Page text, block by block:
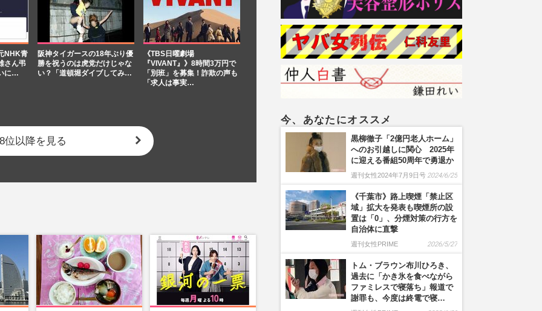
NHK青
さん弔
に…
阪神タイガースの18年ぶり優
勝を祝うのは虎党だけじゃな
い？「道頓堀ダイブしてみ…
《TBS日曜劇場
『VIVANT』》8時間3万円で
「別班」を募集！詐欺の声も
「求人は事実…
位以降を見る
《TBS日曜劇場
『VIVANT』》8時間3万円
で「別班」を募集！詐欺の
声も「求人は事実」運営会
社が明かす“激レア”バイト
今、あなたにオススメ
黒柳徹子「2億円老人ホーム」
へのお引越しに関心 2025年
に迎える番組50周年で勇退か
週刊女性2024年7月9日号 2024/6/25
《千葉市》路上喫煙「禁止区
域」拡大を発表も喫煙所の設
置は「0」、分煙対策の行方を
自治体に直撃
週刊女性PRIME 2026/5/27
トム・ブラウン布川ひろき、
過去に「かき氷を食べながら
ファミレスで寝落ち」報道で
謝罪も、今度は終電で寝…